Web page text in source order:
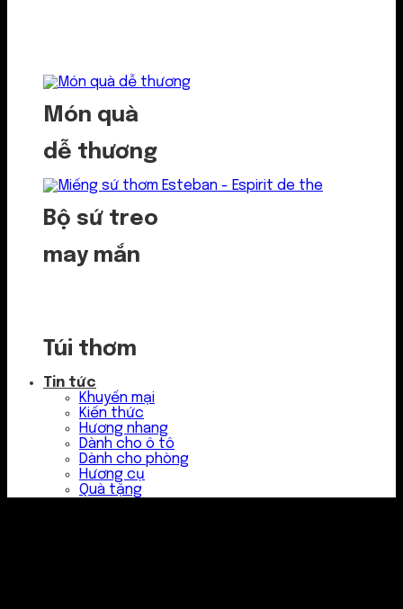
Món quà
dễ thương
Bộ sứ treo
may mắn
Túi thơm
Tin tức
Khuyến mại
Kiến thức
Hương nhang
Dành cho ô tô
Dành cho phòng
Hương cụ
Quà tặng